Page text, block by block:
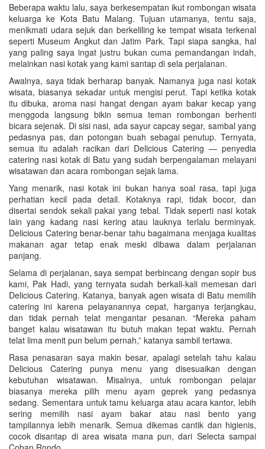
Beberapa waktu lalu, saya berkesempatan ikut rombongan wisata
keluarga ke Kota Batu Malang. Tujuan utamanya, tentu saja,
menikmati udara sejuk dan berkeliling ke tempat wisata terkenal
seperti Museum Angkut dan Jatim Park. Tapi siapa sangka, hal
yang paling saya ingat justru bukan cuma pemandangan indah,
melainkan nasi kotak yang kami santap di sela perjalanan.
Awalnya, saya tidak berharap banyak. Namanya juga nasi kotak
wisata, biasanya sekadar untuk mengisi perut. Tapi ketika kotak
itu dibuka, aroma nasi hangat dengan ayam bakar kecap yang
menggoda langsung bikin semua teman rombongan berhenti
bicara sejenak. Di sisi nasi, ada sayur capcay segar, sambal yang
pedasnya pas, dan potongan buah sebagai penutup. Ternyata,
semua itu adalah racikan dari Delicious Catering — penyedia
catering nasi kotak di Batu yang sudah berpengalaman melayani
wisatawan dan acara rombongan sejak lama.
Yang menarik, nasi kotak ini bukan hanya soal rasa, tapi juga
perhatian kecil pada detail. Kotaknya rapi, tidak bocor, dan
disertai sendok sekali pakai yang tebal. Tidak seperti nasi kotak
lain yang kadang nasi kering atau lauknya terlalu berminyak.
Delicious Catering benar-benar tahu bagaimana menjaga kualitas
makanan agar tetap enak meski dibawa dalam perjalanan
panjang.
Selama di perjalanan, saya sempat berbincang dengan sopir bus
kami, Pak Hadi, yang ternyata sudah berkali-kali memesan dari
Delicious Catering. Katanya, banyak agen wisata di Batu memilih
catering ini karena pelayanannya cepat, harganya terjangkau,
dan tidak pernah telat mengantar pesanan. “Mereka paham
banget kalau wisatawan itu butuh makan tepat waktu. Pernah
telat lima menit pun belum pernah,” katanya sambil tertawa.
Rasa penasaran saya makin besar, apalagi setelah tahu kalau
Delicious Catering punya menu yang disesuaikan dengan
kebutuhan wisatawan. Misalnya, untuk rombongan pelajar
biasanya mereka pilih menu ayam geprek yang pedasnya
sedang. Sementara untuk tamu keluarga atau acara kantor, lebih
sering memilih nasi ayam bakar atau nasi bento yang
tampilannya lebih menarik. Semua dikemas cantik dan higienis,
cocok disantap di area wisata mana pun, dari Selecta sampai